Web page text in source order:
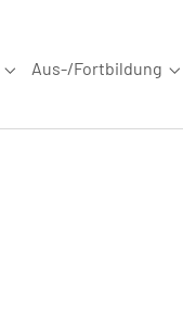
Submenu for
Aus-/Fortbildung